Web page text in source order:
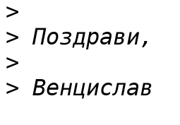
>
>
>
>